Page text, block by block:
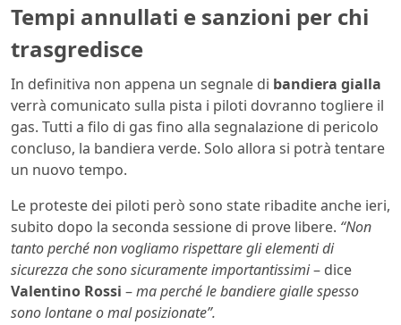
Tempi annullati e sanzioni per chi
trasgredisce
In definitiva non appena un segnale di bandiera gialla
verrà comunicato sulla pista i piloti dovranno togliere il
gas. Tutti a filo di gas fino alla segnalazione di pericolo
concluso, la bandiera verde. Solo allora si potrà tentare
un nuovo tempo.
Le proteste dei piloti però sono state ribadite anche ieri,
subito dopo la seconda sessione di prove libere. “Non
tanto perché non vogliamo rispettare gli elementi di
sicurezza che sono sicuramente importantissimi– dice
Valentino Rossi –ma perché le bandiere gialle spesso
sono lontane o mal posizionate”.